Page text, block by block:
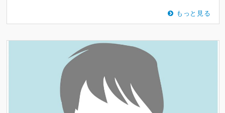
もっと見る